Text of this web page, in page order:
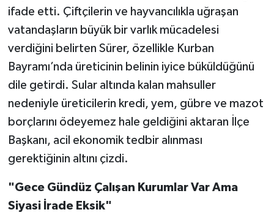
ifade etti. Çiftçilerin ve hayvancılıkla uğraşan
vatandaşların büyük bir varlık mücadelesi
verdiğini belirten Sürer, özellikle Kurban
Bayramı’nda üreticinin belinin iyice büküldüğünü
dile getirdi. Sular altında kalan mahsuller
nedeniyle üreticilerin kredi, yem, gübre ve mazot
borçlarını ödeyemez hale geldiğini aktaran İlçe
Başkanı, acil ekonomik tedbir alınması
gerektiğinin altını çizdi.
"Gece Gündüz Çalışan Kurumlar Var Ama
Siyasi İrade Eksik"